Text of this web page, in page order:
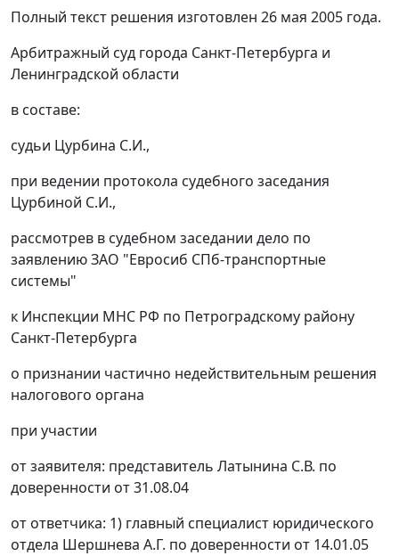
Полный текст решения изготовлен 26 мая 2005 года.
Арбитражный суд города Санкт-Петербурга и
Ленинградской области
в составе:
судьи Цурбина С.И.,
при ведении протокола судебного заседания
Цурбиной С.И.,
рассмотрев в судебном заседании дело по
заявлению ЗАО "Евросиб СПб-транспортные
системы"
к Инспекции МНС РФ по Петроградскому району
Санкт-Петербурга
о признании частично недействительным решения
налогового органа
при участии
от заявителя: представитель Латынина С.В. по
доверенности от 31.08.04
от ответчика: 1) главный специалист юридического
отдела Шершнева А.Г. по доверенности от 14.01.05